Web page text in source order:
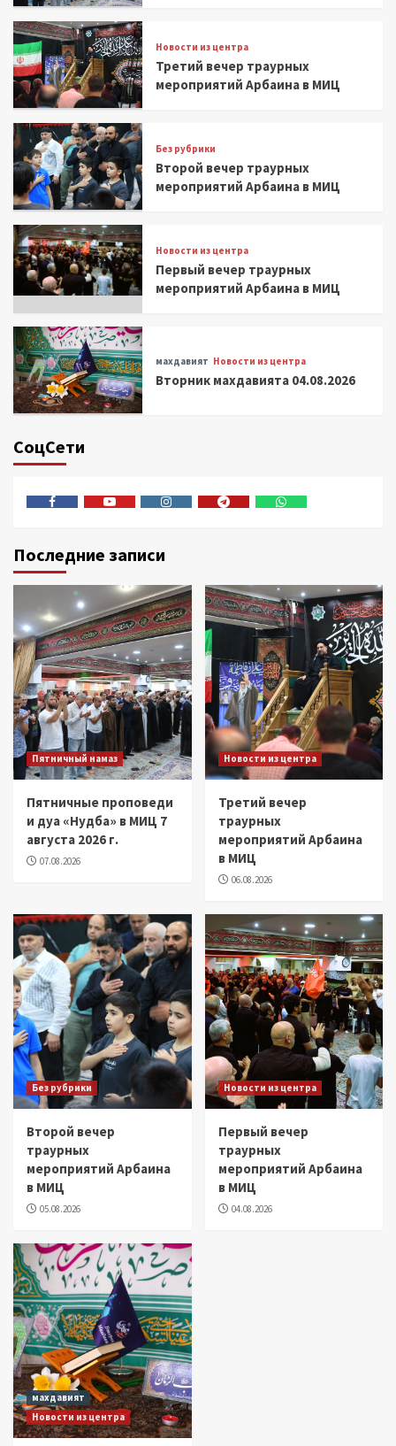
Новости из центра
Третий вечер траурных
мероприятий Арбаина в МИЦ
Без рубрики
Второй вечер траурных
мероприятий Арбаина в МИЦ
Новости из центра
Первый вечер траурных
мероприятий Арбаина в МИЦ
махдавият Новости из центра
Вторник махдавията 04.08.2026
СоцСети
Последние записи
Пятничный намаз
Пятничные проповеди
и дуа «Нудба» в МИЦ 7
августа 2026 г.
07.08.2026
Новости из центра
Третий вечер
траурных
мероприятий Арбаина
в МИЦ
06.08.2026
Без рубрики
Второй вечер
траурных
мероприятий Арбаина
в МИЦ
05.08.2026
Новости из центра
Первый вечер
траурных
мероприятий Арбаина
в МИЦ
04.08.2026
махдавият
Новости из центра